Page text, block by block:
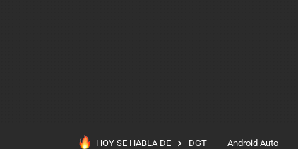
HOY SE HABLA DE DGT Android Auto